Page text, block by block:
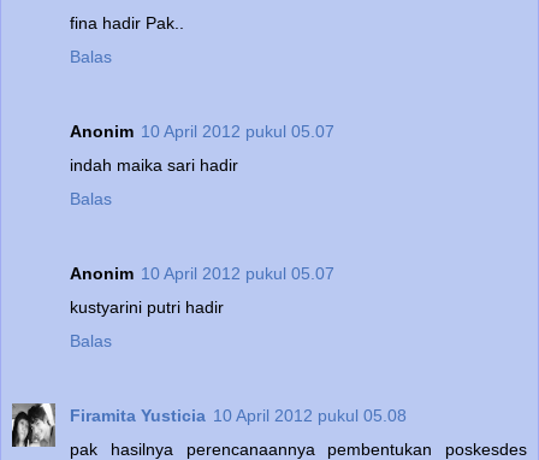
fina hadir Pak..
Balas
Anonim 10 April 2012 pukul 05.07
indah maika sari hadir
Balas
Anonim 10 April 2012 pukul 05.07
kustyarini putri hadir
Balas
Firamita Yusticia 10 April 2012 pukul 05.08
pak hasilnya perencanaannya pembentukan poskesdes